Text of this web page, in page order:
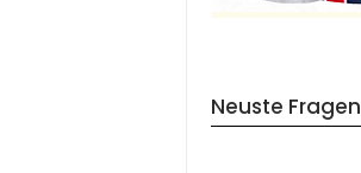
Neuste Fragen